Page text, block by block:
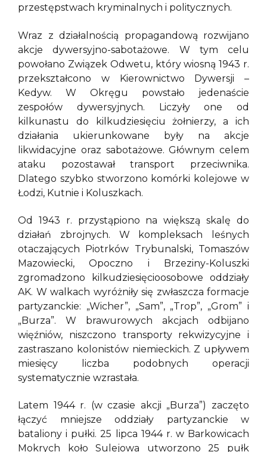
przestępstwach kryminalnych i politycznych.
Wraz z działalnością propagandową rozwijano
akcje dywersyjno-sabotażowe. W tym celu
powołano Związek Odwetu, który wiosną 1943 r.
przekształcono w Kierownictwo Dywersji –
Kedyw. W Okręgu powstało jedenaście
zespołów dywersyjnych. Liczyły one od
kilkunastu do kilkudziesięciu żołnierzy, a ich
działania ukierunkowane były na akcje
likwidacyjne oraz sabotażowe. Głównym celem
ataku pozostawał transport przeciwnika.
Dlatego szybko stworzono komórki kolejowe w
Łodzi, Kutnie i Koluszkach.
Od 1943 r. przystąpiono na większą skalę do
działań zbrojnych. W kompleksach leśnych
otaczających Piotrków Trybunalski, Tomaszów
Mazowiecki, Opoczno i Brzeziny-Koluszki
zgromadzono kilkudziesięcioosobowe oddziały
AK. W walkach wyróżniły się zwłaszcza formacje
partyzanckie: „Wicher”, „Sam”, „Trop”, „Grom” i
„Burza”. W brawurowych akcjach odbijano
więźniów, niszczono transporty rekwizycyjne i
zastraszano kolonistów niemieckich. Z upływem
miesięcy liczba podobnych operacji
systematycznie wzrastała.
Latem 1944 r. (w czasie akcji „Burza”) zaczęto
łączyć mniejsze oddziały partyzanckie w
bataliony i pułki. 25 lipca 1944 r. w Barkowicach
Mokrych koło Sulejowa utworzono 25 pułk